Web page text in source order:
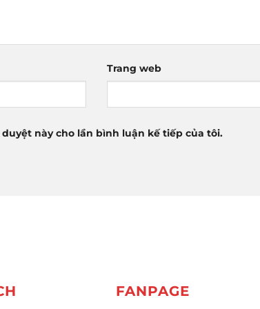
Trang web
này cho lần bình luận kế tiếp của tôi.
FANPAGE